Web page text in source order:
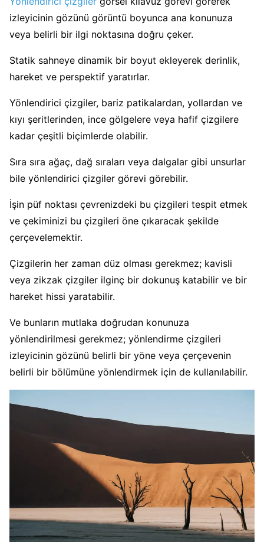
izleyicinin gözünü görüntü boyunca ana konunuza
veya belirli bir ilgi noktasına doğru çeker.
Statik sahneye dinamik bir boyut ekleyerek derinlik,
hareket ve perspektif yaratırlar.
Yönlendirici çizgiler, bariz patikalardan, yollardan ve
kıyı şeritlerinden, ince gölgelere veya hafif çizgilere
kadar çeşitli biçimlerde olabilir.
Sıra sıra ağaç, dağ sıraları veya dalgalar gibi unsurlar
bile yönlendirici çizgiler görevi görebilir.
İşin püf noktası çevrenizdeki bu çizgileri tespit etmek
ve çekiminizi bu çizgileri öne çıkaracak şekilde
çerçevelemektir.
Çizgilerin her zaman düz olması gerekmez; kavisli
veya zikzak çizgiler ilginç bir dokunuş katabilir ve bir
hareket hissi yaratabilir.
Ve bunların mutlaka doğrudan konunuza
yönlendirilmesi gerekmez; yönlendirme çizgileri
izleyicinin gözünü belirli bir yöne veya çerçevenin
belirli bir bölümüne yönlendirmek için de kullanılabilir.